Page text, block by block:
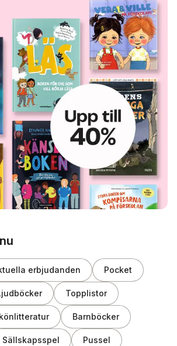
erbjudanden Pocket
Topplistor
Barnböcker
Sällskapsspel Pussel